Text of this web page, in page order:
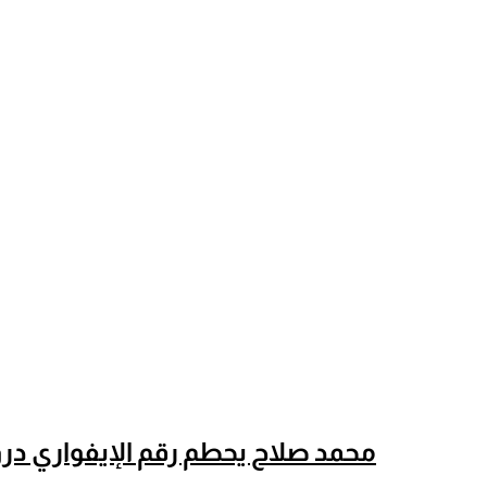
محمد صلاح يحطم رقم الإيفواري